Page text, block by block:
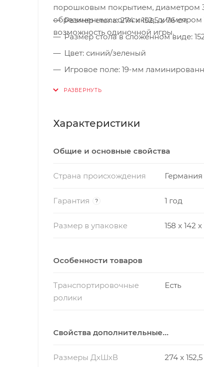
порошковым покрытием, диаметром
обрезиненных колесиков,
возможность одиночной игры.
Размер стола: 274 х 152,5 х 76 см
Размер стола в сложенном виде:
Цвет: синий/зеленый
Игровое поле: 19-мм
Металлический кант: 50 мм
Размер стола в упаковке: 158 х 142 х
Характеристики
Общие и основные свойства
Страна происхождения Германия
Гарантия ? 1 год
Размер в упаковке 158 х 142
Особенности товаров
Транспортировочные
ролики
Есть
Свойства дополнительные...
Размеры ДхШхВ 274 х